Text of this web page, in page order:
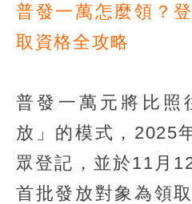
普發一萬怎麼領？
取資格全攻略
普發一萬元將比照
放」的模式，2025
眾登記，並於11月
首批發放對象為領